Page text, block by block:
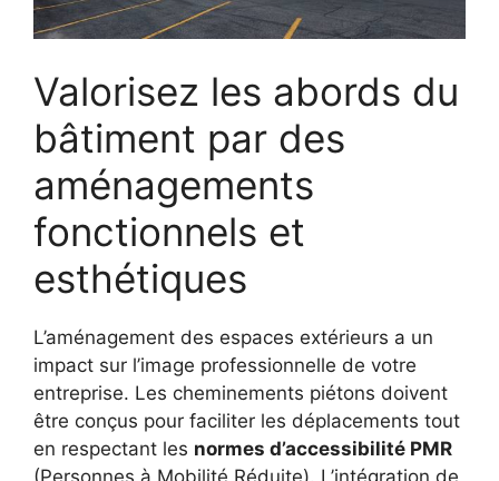
Valorisez les abords du
bâtiment par des
aménagements
fonctionnels et
esthétiques
L’aménagement des espaces extérieurs a un
impact sur l’image professionnelle de votre
entreprise. Les cheminements piétons doivent
être conçus pour faciliter les déplacements tout
en respectant les normes d’accessibilité PMR
(Personnes à Mobilité Réduite). L’intégration de